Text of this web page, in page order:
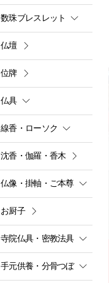
数珠ブレスレット
仏壇
位牌
仏具
線香・ローソク
沈香・伽羅・香木
仏像・掛軸・ご本尊
お厨子
寺院仏具・密教法具
手元供養・分骨つぼ